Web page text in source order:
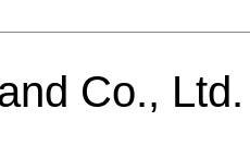
Co., Ltd.